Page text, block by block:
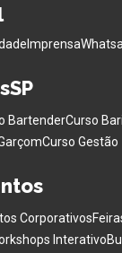
Imprensa
BartenderCurso
Curso Gestão
Corporativos
Interativo